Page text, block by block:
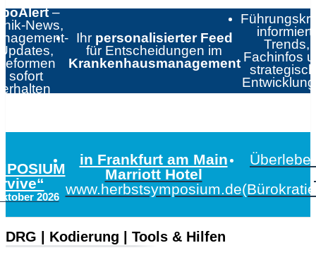
–
News,
sofort
erhalten
Ihr personalisierter Feed
für Entscheidungen im
Krankenhausmanagement
informiert:
Trends,
Fachinfos
2026
in Frankfurt am Main
Marriott Hotel
www.herbstsymposium.de
DRG | Kodierung | Tools & Hilfen